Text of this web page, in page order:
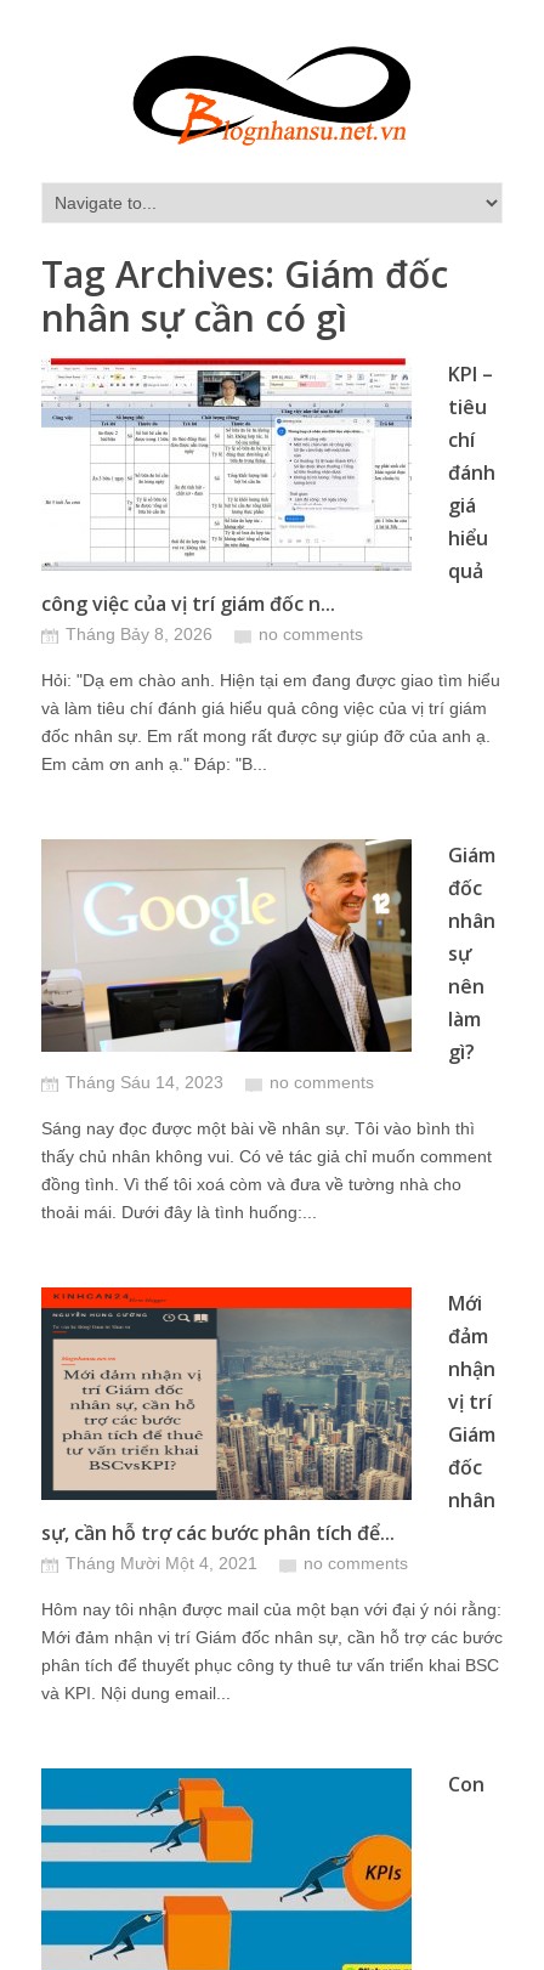
Tag Archives: Giám đốc
nhân sự cần có gì
KPI –
tiêu
chí
đánh
giá
hiểu
quả
công việc của vị trí giám đốc n...
Tháng Bảy 8, 2026 no comments
Hỏi: "Dạ em chào anh. Hiện tại em đang được giao tìm hiểu
và làm tiêu chí đánh giá hiểu quả công việc của vị trí giám
đốc nhân sự. Em rất mong rất được sự giúp đỡ của anh ạ.
Em cảm ơn anh ạ." Đáp: "B...
Giám
đốc
nhân
sự
nên
làm
gì?
Tháng Sáu 14, 2023 no comments
Sáng nay đọc được một bài về nhân sự. Tôi vào bình thì
thấy chủ nhân không vui. Có vẻ tác giả chỉ muốn comment
đồng tình. Vì thế tôi xoá còm và đưa về tường nhà cho
thoải mái. Dưới đây là tình huống:...
Mới
đảm
nhận
vị trí
Giám
đốc
nhân
sự, cần hỗ trợ các bước phân tích để...
Tháng Mười Một 4, 2021 no comments
Hôm nay tôi nhận được mail của một bạn với đại ý nói rằng:
Mới đảm nhận vị trí Giám đốc nhân sự, cần hỗ trợ các bước
phân tích để thuyết phục công ty thuê tư vấn triển khai BSC
và KPI. Nội dung email...
Con